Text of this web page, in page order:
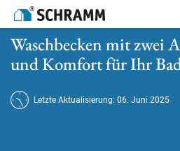
Startseite
Waschbecken mit zwei Armaturen – Platz
Waschbecken mit zwei
und Komfort für Ihr
Letzte Aktualisierung: 06. Juni 2025